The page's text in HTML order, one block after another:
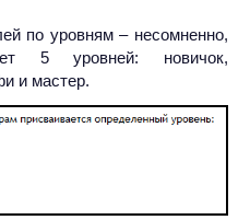
по уровням – несомненно,
5 уровней: новичок,
и мастер.